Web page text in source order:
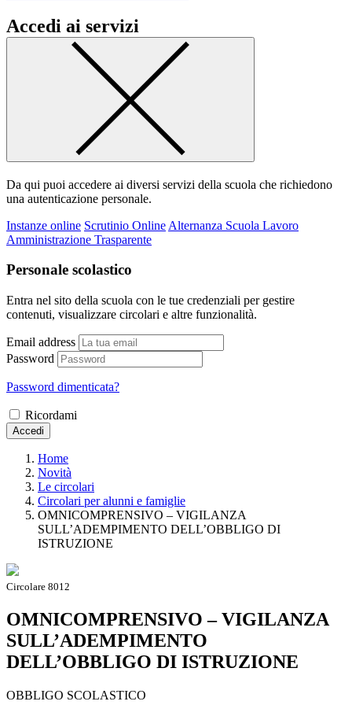
Accedi ai servizi
Da qui puoi accedere ai diversi servizi della scuola che richiedono
una autenticazione personale.
Instanze online Scrutinio Online Alternanza Scuola Lavoro
Amministrazione Trasparente
Personale scolastico
Entra nel sito della scuola con le tue credenziali per gestire
contenuti, visualizzare circolari e altre funzionalità.
Email address
Password
Password dimenticata?
Ricordami
Accedi
Home
Novità
Le circolari
Circolari per alunni e famiglie
OMNICOMPRENSIVO – VIGILANZA
SULL’ADEMPIMENTO DELL’OBBLIGO DI
ISTRUZIONE
Circolare 8012
OMNICOMPRENSIVO – VIGILANZA
SULL’ADEMPIMENTO
DELL’OBBLIGO DI ISTRUZIONE
OBBLIGO SCOLASTICO